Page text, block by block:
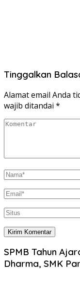
Tinggalkan
Alamat email Anda
wajib ditandai *
SPMB Tahun
Dharma, SMK